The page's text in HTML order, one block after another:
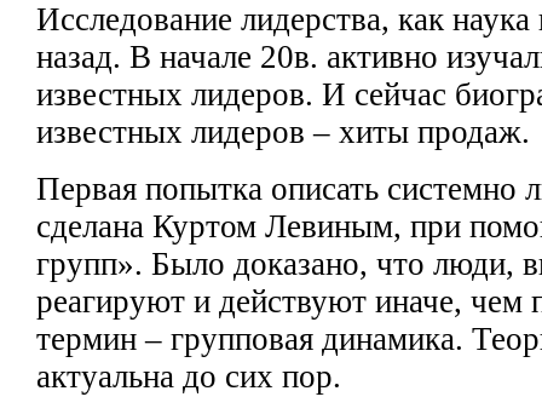
Исследование лидерства, как наука
назад. В начале 20в. активно
известных лидеров. И сейчас
известных лидеров– хиты продаж.
Первая попытка описать системно
сделана Куртом Левиным, при
групп». Было доказано, что люди,
реагируют и действуют иначе, чем
термин – групповая динамика.
актуальна до сих пор.